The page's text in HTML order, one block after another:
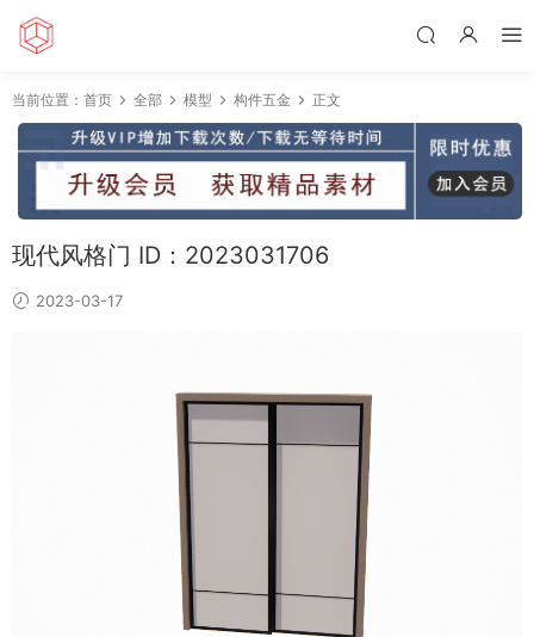
当前位置： 首页 全部 模型 构件五金 正文
现代风格门 ID：2023031706
2023-03-17